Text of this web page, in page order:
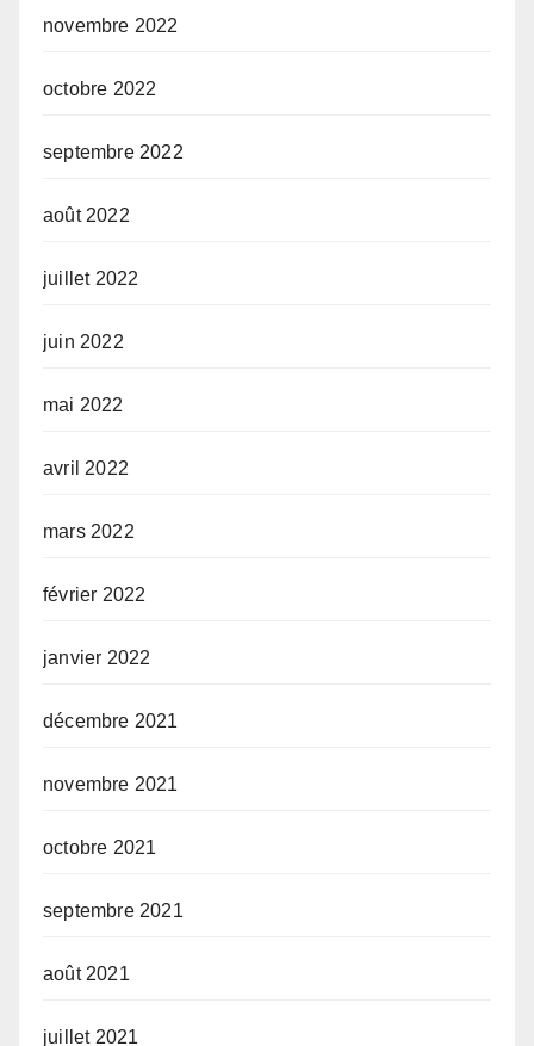
novembre 2022
octobre 2022
septembre 2022
août 2022
juillet 2022
juin 2022
mai 2022
avril 2022
mars 2022
février 2022
janvier 2022
décembre 2021
novembre 2021
octobre 2021
septembre 2021
août 2021
juillet 2021